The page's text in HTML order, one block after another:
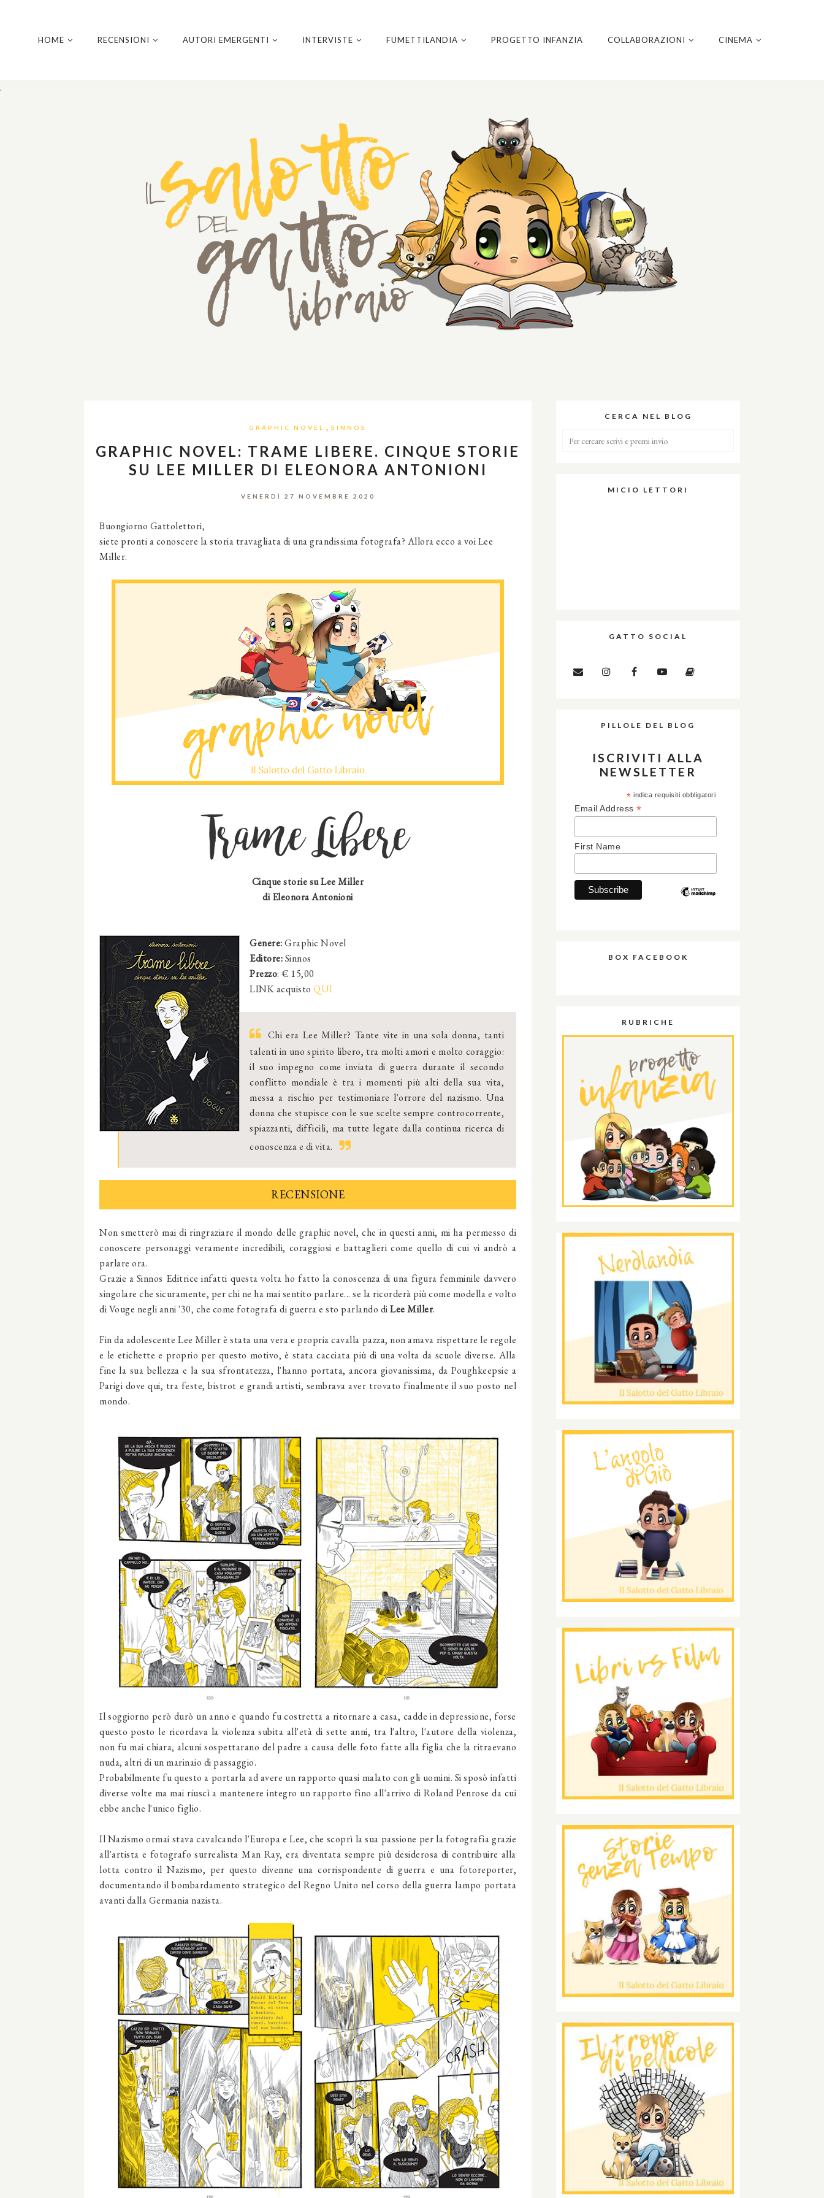
.
HOME RECENSIONI AUTORI EMERGENTI INTERVISTE FUMETTILANDIA PROGETTO INFANZIA COLLABORAZIONI CINEMA
GRAPHIC NOVEL , SINNOS
GRAPHIC NOVEL: TRAME LIBERE. CINQUE STORIE
SU LEE MILLER DI ELEONORA ANTONIONI
VENERDÌ 27 NOVEMBRE 2020
Buongiorno Gattolettori,
siete pronti a conoscere la storia travagliata di una grandissima fotografa? Allora ecco a voi Lee
Miller.
Trame Libere
Cinque storie su Lee Miller
di Eleonora Antonioni
Genere:Graphic Novel
Editore:Sinnos
Prezzo: € 15,00
LINK acquisto QUI
Chi era Lee Miller? Tante vite in una sola donna, tanti
talenti in uno spirito libero, tra molti amori e molto coraggio:
il suo impegno come inviata di guerra durante il secondo
conflitto mondiale è tra i momenti più alti della sua vita,
messa a rischio per testimoniare l'orrore del nazismo. Una
donna che stupisce con le sue scelte sempre controcorrente,
spiazzanti, difficili, ma tutte legate dalla continua ricerca di
conoscenza e di vita.
RECENSIONE
Non smetterò mai di ringraziare il mondo delle graphic novel, che in questi anni, mi ha permesso di
conoscere personaggi veramente incredibili, coraggiosi e battaglieri come quello di cui vi andrò a
parlare ora.
Grazie a Sinnos Editrice infatti questa volta ho fatto la conoscenza di una figura femminile davvero
singolare che sicuramente, per chi ne ha mai sentito parlare... se la ricorderà più come modella e volto
di Vouge negli anni '30, che come fotografa di guerra e sto parlando diLee Miller.
Fin da adolescente Lee Miller è stata una vera e propria cavalla pazza, non amava rispettare le regole
e le etichette e proprio per questo motivo, è stata cacciata più di una volta da scuole diverse. Alla
fine la sua bellezza e la sua sfrontatezza, l'hanno portata, ancora giovanissima, da Poughkeepsie a
Parigi dove qui, tra feste, bistrot e grandi artisti, sembrava aver trovato finalmente il suo posto nel
mondo.
Il soggiorno però durò un anno e quando fu costretta a ritornare a casa, cadde in depressione, forse
questo posto le ricordava la violenza subita all'età di sette anni, tra l'altro, l'autore della violenza,
non fu mai chiara, alcuni sospettarano del padre a causa delle foto fatte alla figlia che la ritraevano
nuda, altri di un marinaio di passaggio.
Probabilmente fu questo a portarla ad avere un rapporto quasi malato con gli uomini. Si sposò infatti
diverse volte ma mai riuscì a mantenere integro un rapporto fino all'arrivo di Roland Penrose da cui
ebbe anche l'unico figlio.
Il Nazismo ormai stava cavalcando l'Europa e Lee, che scoprì la sua passione per la fotografia grazie
all'artista e fotografo surrealista Man Ray, era diventata sempre più desiderosa di contribuire alla
lotta contro il Nazismo, per questo divenne una corrispondente di guerra e una fotoreporter,
documentando il bombardamento strategico del Regno Unito nel corso della guerra lampo portata
avanti dalla Germania nazista.
CERCA NEL BLOG
MICIO LETTORI
GATTO SOCIAL
PILLOLE DEL BLOG
ISCRIVITI ALLA
NEWSLETTER
* indica requisiti obbligatori
Email Address *
First Name
BOX FACEBOOK
RUBRICHE